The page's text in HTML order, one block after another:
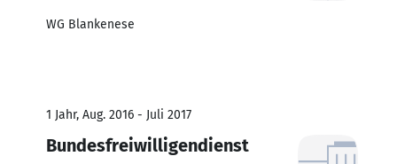
WG Blankenese
1 Jahr, Aug. 2016 - Juli 2017
Bundesfreiwilligendienst